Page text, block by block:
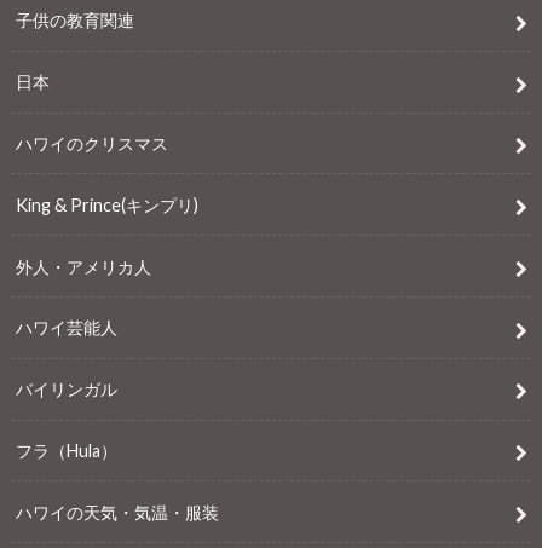
子供の教育関連
日本
ハワイのクリスマス
King & Prince(キンプリ)
外人・アメリカ人
ハワイ芸能人
バイリンガル
フラ（Hula）
ハワイの天気・気温・服装